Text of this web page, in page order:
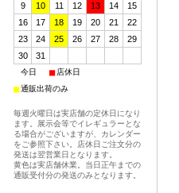
9
10 11 12 13 14
15
16
17 18 19 20 21
22
23
24 25 26 27 28
29
30
31
今日 ■ 店休日
■通販出荷のみ
毎週火曜日は実店舗の定休日になり
ます。展示会等でイレギュラーとな
る場合がございますが、カレンダー
をご参照下さい。店休日ご注文分の
発送は翌営業日となります。
黄色は実店舗休業。当日正午までの
通販受付分の発送のみとなります。